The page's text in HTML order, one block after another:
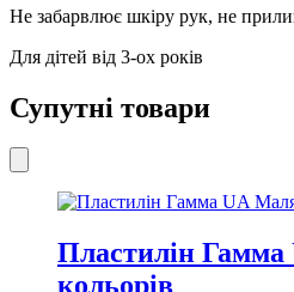
Не забарвлює шкіру рук, не
Для дітей від 3-ох років
Супутні товари
Пластилін
кольорів